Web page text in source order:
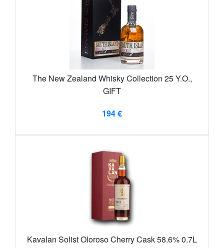
The New Zealand Whisky Collection 25 Y.O.,
GIFT
194 €
Kavalan Solist Oloroso Cherry Cask 58.6% 0.7L